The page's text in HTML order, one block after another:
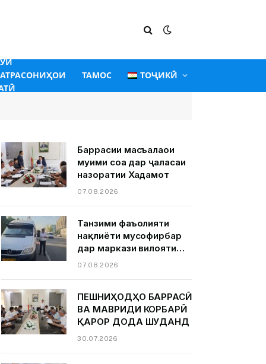
ТАМОС ТОҶИКӢ
Баррасии масъалаҳои
муҳими соҳа дар ҷаласаи
назоратии Хадамот
07.08.2026
Танзими фаъолияти
нақлиёти мусофирбар
дар маркази вилояти
Суғд шаҳри Хуҷанд.
07.08.2026
ПЕШНИҲОДҲО БАРРАСӢ
ВА МАВРИДИ КОРБАРӢ
ҚАРОР ДОДА ШУДАНД
30.07.2026